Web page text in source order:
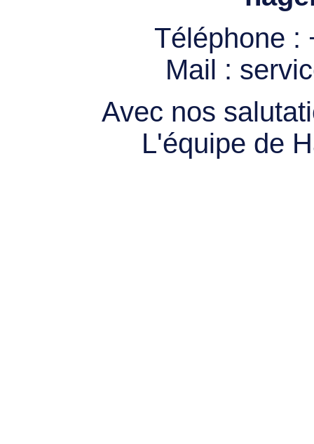
Téléphone :
Mail :
Avec nos
L'équipe de